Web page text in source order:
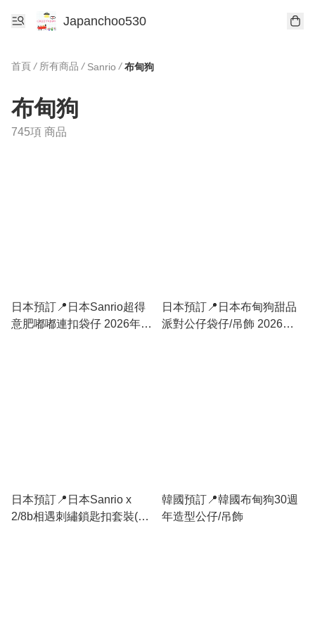
Japanchoo530
首頁 / 所有商品 / Sanrio / 布甸狗
布甸狗
745項 商品
日本預訂📍日本Sanrio超得
意肥嘟嘟連扣袋仔 2026年9
日本預訂📍日本布甸狗甜品
派對公仔袋仔/吊飾 2026年7
日本預訂📍日本Sanrio x
2/8b相遇刺繡鎖匙扣套裝(加
韓國預訂📍韓國布甸狗30週
年造型公仔/吊飾